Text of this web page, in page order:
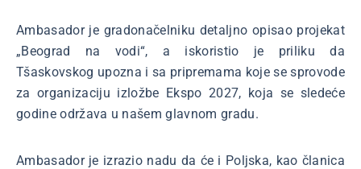
Ambasador je gradonačelniku detaljno opisao projekat
„Beograd na vodi“, a iskoristio je priliku da
Tšaskovskog upozna i sa pripremama koje se sprovode
za organizaciju izložbe Ekspo 2027, koja se sledeće
godine održava u našem glavnom gradu.
Ambasador je izrazio nadu da će i Poljska, kao članica